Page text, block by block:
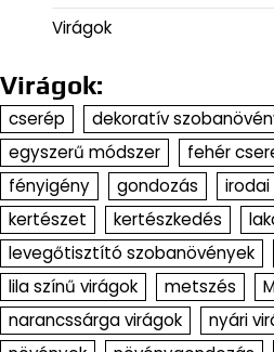
Virágok
Virágok:
cserép dekoratív
egyszerű módszer
fehér
fényigény
gondozás
kertészet
kertészkedés
levegőtisztító szobanövények
lila színű virágok
metszés
narancssárga virágok
nyári